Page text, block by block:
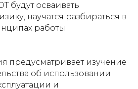
будут осваивать
научатся разбираться в
работы
предусматривает изучение
об использовании
и